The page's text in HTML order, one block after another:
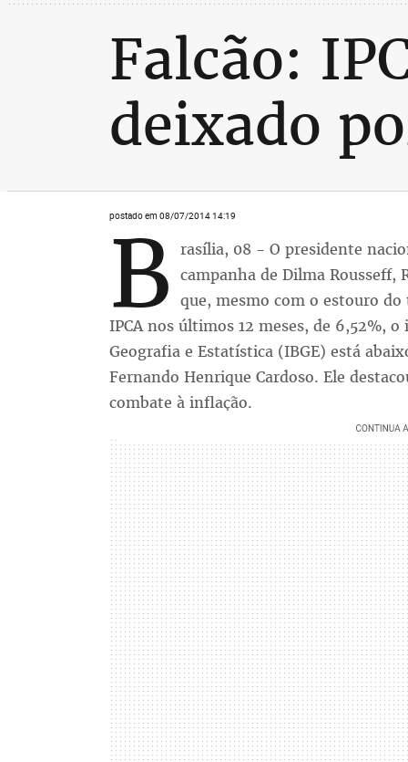
Falcão:
deixado
postado em 08/07/2014 14:19
B rasília, 08 - O presidente
campanha de Dilma
que, mesmo com o estouro
IPCA nos últimos 12 meses, de 6,52%,
Geografia e Estatística (IBGE) está
Fernando Henrique Cardoso. Ele
combate à inflação.